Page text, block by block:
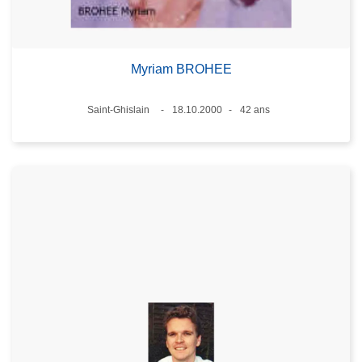
Myriam BROHEE
Lieux
Saint-Ghislain
18.10.2000
42 ans